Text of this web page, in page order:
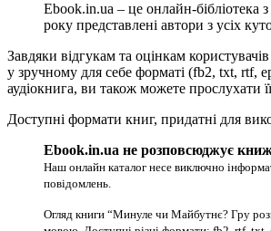
Ebook.in.ua – це онлайн-бібліотека
року представлені автори з усіх
Завдяки відгукам та оцінкам
у зручному для себе форматі (fb2, txt, rtf,
аудіокнига, ви також можете прослухати
Доступні формати книг, придатні для
Ebook.in.ua не розповсюджує
Наш онлайн каталог несе виключно
повідомлень.
Огляд книги “Минуле чи Майбутнє? Гру